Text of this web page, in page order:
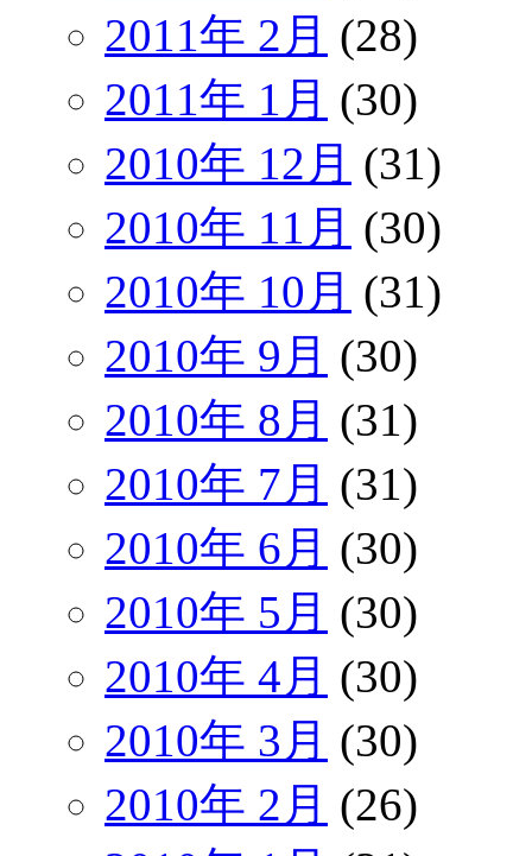
2011年 2月 (28)
2011年 1月 (30)
2010年 12月 (31)
2010年 11月 (30)
2010年 10月 (31)
2010年 9月 (30)
2010年 8月 (31)
2010年 7月 (31)
2010年 6月 (30)
2010年 5月 (30)
2010年 4月 (30)
2010年 3月 (30)
2010年 2月 (26)